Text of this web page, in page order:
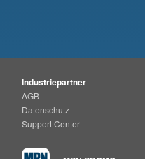
Industriepartner
AGB
Datenschutz
Support Center